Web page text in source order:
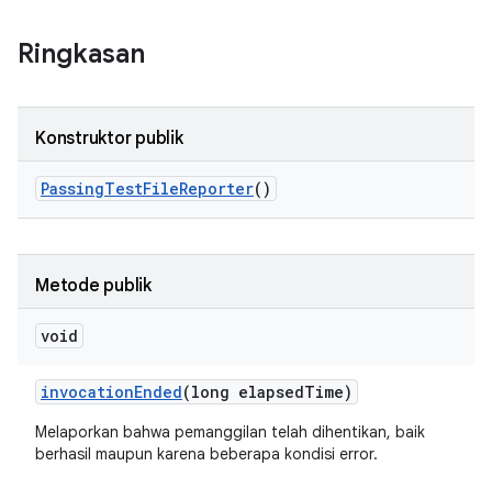
Ringkasan
Konstruktor publik
PassingTestFileReporter()
Metode publik
void
invocationEnded(long elapsedTime)
Melaporkan bahwa pemanggilan telah dihentikan, baik
berhasil maupun karena beberapa kondisi error.